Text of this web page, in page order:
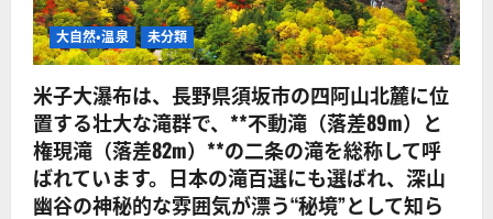
大自然・温泉 未分類
米子大瀑布は、長野県須坂市の四阿山北麓に位
置する壮大な滝群で、**不動滝（落差89m）と
権現滝（落差82m）**の二条の滝を総称して呼
ばれています。日本の滝百選にも選ばれ、深山
幽谷の神秘的な雰囲気が漂う“秘境”として知ら